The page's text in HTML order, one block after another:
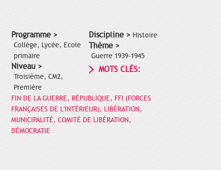
Programme >
Collège, Lycée, Ecole
primaire
Niveau >
Troisième, CM2,
Première
Discipline > Histoire
Thème >
Guerre 1939-1945
MOTS CLÉS:
FIN DE LA GUERRE, RÉPUBLIQUE, FFI (FORCES
FRANÇAISES DE L'INTÉRIEUR), LIBÉRATION,
MUNICIPALITÉ, COMITÉ DE LIBÉRATION,
DÉMOCRATIE